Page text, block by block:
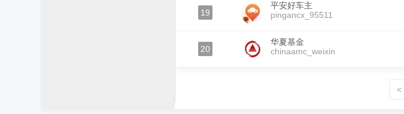
19
平安好车主
pingancx_95511
20
华夏基金
chinaamc_weixin
<